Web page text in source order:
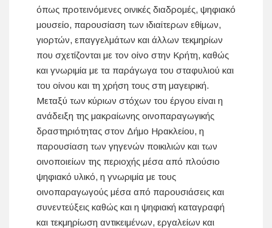
όπως προτεινόμενες οινικές διαδρομές, ψηφιακό
μουσείο, παρουσίαση των ιδιαίτερων εθίμων,
γιορτών, επαγγελμάτων και άλλων τεκμηρίων
που σχετίζονται με τον οίνο στην Κρήτη, καθώς
και γνωριμία με τα παράγωγα του σταφυλιού και
του οίνου και τη χρήση τους στη μαγειρική.
Μεταξύ των κύριων στόχων του έργου είναι η
ανάδειξη της μακραίωνης οινοπαραγωγικής
δραστηριότητας στον Δήμο Ηρακλείου, η
παρουσίαση των γηγενών ποικιλιών και των
οινοποιείων της περιοχής μέσα από πλούσιο
ψηφιακό υλικό, η γνωριμία με τους
οινοπαραγωγούς μέσα από παρουσιάσεις και
συνεντεύξεις καθώς και η ψηφιακή καταγραφή
και τεκμηρίωση αντικειμένων, εργαλείων και